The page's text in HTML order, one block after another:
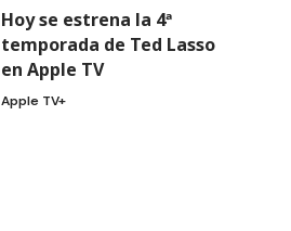
Hoy se estrena la 4ª
temporada de Ted Lasso
en Apple TV
Apple TV+